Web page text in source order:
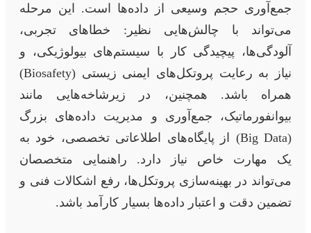
جمع‌آوری حجم وسیعی از داده‌ها است. این مرحله
می‌تواند با چالش‌هایی نظیر: خطاهای تجربی،
آلودگی‌ها، پیچیدگی کار با سیستم‌های بیولوژیکی، و
نیاز به رعایت پروتکل‌های ایمنی زیستی (Biosafety)
همراه باشد. همچنین، در زیرشاخه‌هایی مانند
بیوانفورماتیک، جمع‌آوری و مدیریت داده‌های بزرگ
(Big Data) از پایگاه‌های اطلاعاتی تخصصی، خود به
یک مهارت خاص نیاز دارد. راهنمایی متخصصان
می‌تواند در بهینه‌سازی پروتکل‌ها، رفع اشکالات فنی و
تضمین دقت و اعتبار داده‌ها بسیار کارآمد باشد.